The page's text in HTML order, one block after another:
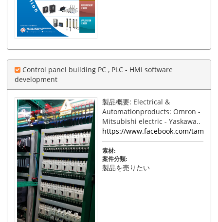
Control panel building PC , PLC - HMI software
development
製品概要: Electrical &
Automationproducts: Omron -
Mitsubishi electric - Yaskawa..
https://www.facebook.com/
素材:
案件分類:
製品を売りたい